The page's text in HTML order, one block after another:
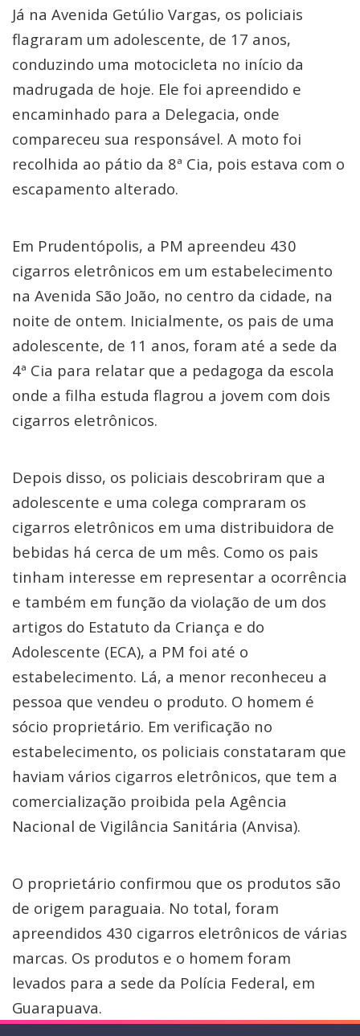
Já na Avenida Getúlio Vargas, os policiais
flagraram um adolescente, de 17 anos,
conduzindo uma motocicleta no início da
madrugada de hoje. Ele foi apreendido e
encaminhado para a Delegacia, onde
compareceu sua responsável. A moto foi
recolhida ao pátio da 8ª Cia, pois estava com o
escapamento alterado.
Em Prudentópolis, a PM apreendeu 430
cigarros eletrônicos em um estabelecimento
na Avenida São João, no centro da cidade, na
noite de ontem. Inicialmente, os pais de uma
adolescente, de 11 anos, foram até a sede da
4ª Cia para relatar que a pedagoga da escola
onde a filha estuda flagrou a jovem com dois
cigarros eletrônicos.
Depois disso, os policiais descobriram que a
adolescente e uma colega compraram os
cigarros eletrônicos em uma distribuidora de
bebidas há cerca de um mês. Como os pais
tinham interesse em representar a ocorrência
e também em função da violação de um dos
artigos do Estatuto da Criança e do
Adolescente (ECA), a PM foi até o
estabelecimento. Lá, a menor reconheceu a
pessoa que vendeu o produto. O homem é
sócio proprietário. Em verificação no
estabelecimento, os policiais constataram que
haviam vários cigarros eletrônicos, que tem a
comercialização proibida pela Agência
Nacional de Vigilância Sanitária (Anvisa).
O proprietário confirmou que os produtos são
de origem paraguaia. No total, foram
apreendidos 430 cigarros eletrônicos de várias
marcas. Os produtos e o homem foram
levados para a sede da Polícia Federal, em
Guarapuava.